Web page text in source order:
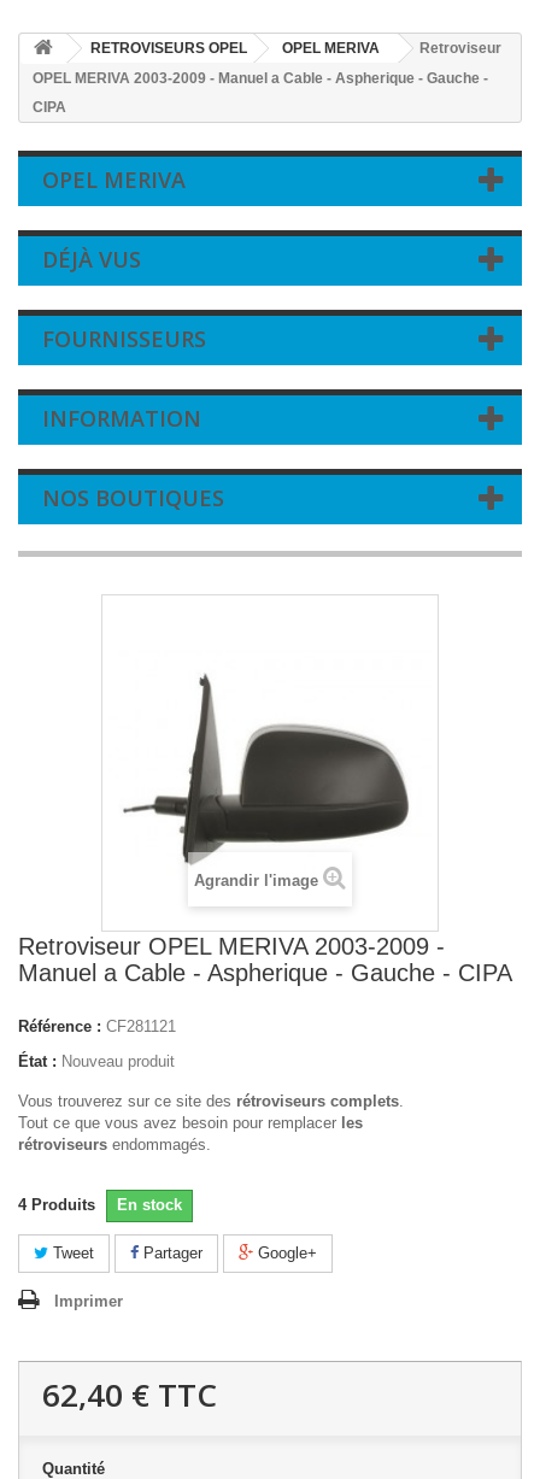
RETROVISEURS OPEL OPEL MERIVA
Retroviseur
OPEL MERIVA 2003-2009 - Manuel a Cable - Aspherique - Gauche -
CIPA
OPEL MERIVA
DÉJÀ VUS
FOURNISSEURS
INFORMATION
NOS BOUTIQUES
Agrandir l'image
Retroviseur OPEL MERIVA 2003-2009 -
Manuel a Cable - Aspherique - Gauche - CIPA
Référence : CF281121
État : Nouveau produit
Vous trouverez sur ce site des rétroviseurs complets.
Tout ce que vous avez besoin pour remplacer les
rétroviseurs endommagés.
4 Produits En stock
Tweet Partager Google+
Imprimer
62,40 € TTC
Quantité